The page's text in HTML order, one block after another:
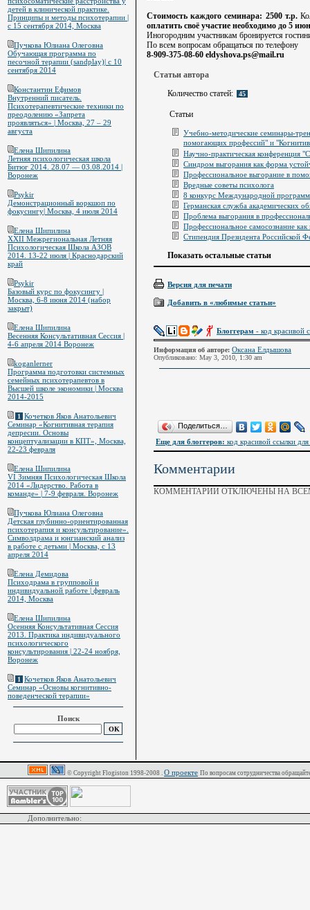
Стоимость каждого семинара: 2500 т.р.
оплатить своё участие необходимо до 5
Иногородним участникам бронируется
По всем вопросам обращаться по телефону
8-909-375-08-60 eldyshova.ps@mail.ru
Статьи автора
Количество статей:
45
Статьи
Учебно-методические семинары-
помогающих профессий" и
Научно-практическая конференция
Синдром выгорания как форма
Профессиональное выгорание в
Вредные советы психолога
8 конкурс Международной
Германская служба академических
Проблема выгорания в
Профессиональное самосознание
Стипендия Президента Российской
Показать остальные статьи
Версия для печати
Добавить в «любимые статьи»
Блоггерам - код красивой
Информация об авторе: Оксана Елдышова
Опубликовано: May 3, 2010, 1:30 am
Поделиться…
Еще для блоггеров: код красивой ссылки для
Комментарии
КОММЕНТАРИИ ОТКЛЮЧЕНЫ НА
© Copyright Flogiston 1998-2008 . О проекте По вопросам сотрудничества
Дополнительно:
детей в клинической практике.
Принципы и методы психотерапии |
с 15 сентября 2014, Москва
Пучкова Юлиана Олеговна
Обучающая программа по
песочной терапии (sandplay)| с 10
сентября 2014
Константин Ефимов
Внутренний писатель.
Психотерапевтические техники по
преодолению «Запрета
проявляться» | Москва, 27 – 29
августа
Елена Шипилина
Летняя психологическая школа
Битюг 2014. 28.07 — 03.08.2014 |
Воронеж
Psykir
Демонстрационный воркшоп по
фокусингу| Москва, 4 июля 2014
Елена Шипилина
XXII Межрегиональная Летняя
Психологическая Школа АЗОВ
2014. 13-22 июля | Краснодарский
край
Psykir
Базовый курс по фокусингу |
Москва, 6-8 июня 2014 (набор
закрыт)
Елена Шипилина
Весенняя Консультативная Сессия |
4-6 апреля 2014 Воронеж
koganlerner
Программа подготовки системных
семейных психотерапевтов в
Высшей школе экономики | Москва
2014-2015
1 Кочетков Яков Анатольевич
Семинар «Когнитивная терапия
депресии. Основы
концептуализации в КПТ», Москва,
22-23 февраля
Елена Шипилина
VI Зимняя Психологическая Школа
2014 «Лидерство. Работа в
команде» | 7-9 февраля. Воронеж
Пучкова Юлиана Олеговна
Детская глубинно-ориентированная
психотерапия и консультирование».
Символдрама и юнгианский анализ
в работе с детьми | Москва, с 13
апреля 2014
Елена Демидова
Психодрама в групповой и
индивидуальной работе | февраль
2014, Москва
Елена Шипилина
Осенняя Консультативная Сессия
2013. Практика индивидуального
психологического
консультирования | 22-24 ноября,
Воронеж
1 Кочетков Яков Анатольевич
Семинар «Основы когнитивно-
поведенческой терапии»
Поиск